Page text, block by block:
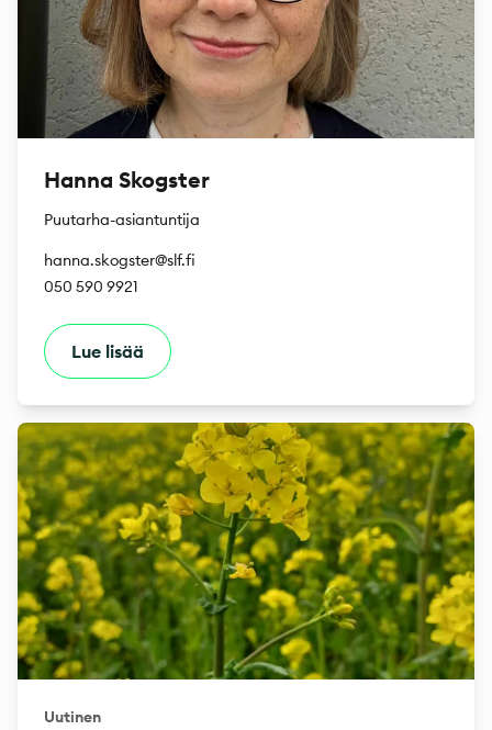
Hanna Skogster
Puutarha-asiantuntija
hanna.skogster@slf.fi
050 590 9921
Lue lisää
Uutinen